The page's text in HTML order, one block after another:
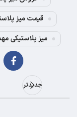
قیمت میز
میز پلاستیکی
جدیدتر